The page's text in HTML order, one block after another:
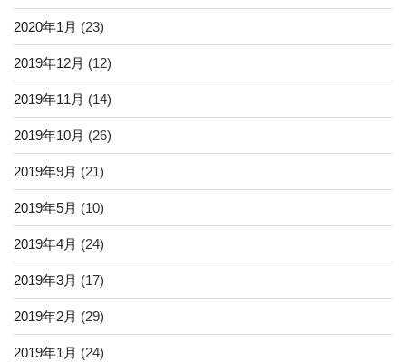
2020年1月 (23)
2019年12月 (12)
2019年11月 (14)
2019年10月 (26)
2019年9月 (21)
2019年5月 (10)
2019年4月 (24)
2019年3月 (17)
2019年2月 (29)
2019年1月 (24)